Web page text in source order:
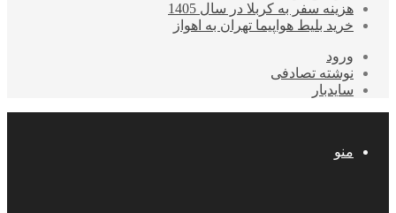
هزینه سفر به کربلا در سال 1405
خرید بلیط هواپیما تهران به اهواز
ورود
نوشته تصادفی
سایدبار
منو